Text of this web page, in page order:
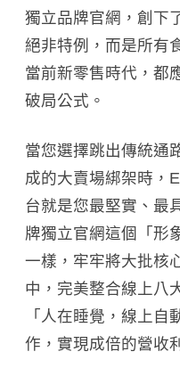
獨立品牌官網，創下
絕非特例，而是所有
當前新零售時代，都
破局公式。
當您選擇跳出傳統通
成的大賣場綁架時，
台就是您最堅實、最
牌獨立官網這個「形
一樣，牢牢將大批核
中，完美整合線上八
「人在睡覺，線上自
作，實現成倍的營收